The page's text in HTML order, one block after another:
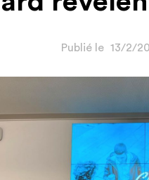
Publié le 13/2/